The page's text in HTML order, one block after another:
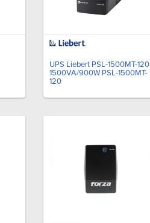
UPS Liebert PSL-1500MT-120
1500VA/900W PSL-1500MT-
120